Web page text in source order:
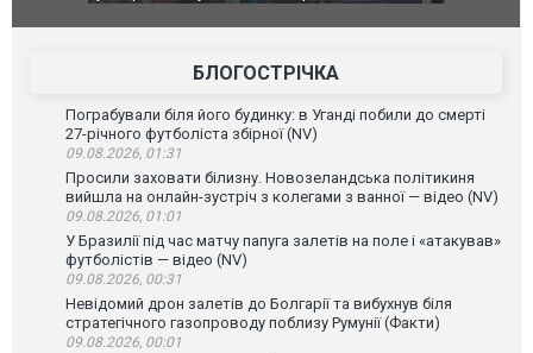
фільму
БЛОГОСТРІЧКА
Пограбували біля його будинку: в Уганді побили до смерті
27-річного футболіста збірної (NV)
09.08.2026, 01:31
Просили заховати білизну. Новозеландська політикиня
вийшла на онлайн-зустріч з колегами з ванної — відео (NV)
09.08.2026, 01:01
У Бразилії під час матчу папуга залетів на поле і «атакував»
футболістів — відео (NV)
09.08.2026, 00:31
Невідомий дрон залетів до Болгарії та вибухнув біля
стратегічного газопроводу поблизу Румунії (Факти)
09.08.2026, 00:01